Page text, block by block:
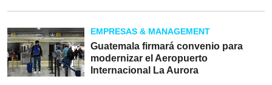
mecánico, silla ergonómica y, por supuesto,
un monitor acorde.
EMPRESAS & MANAGEMENT
Guatemala firmará convenio para
modernizar el Aeropuerto
Internacional La Aurora